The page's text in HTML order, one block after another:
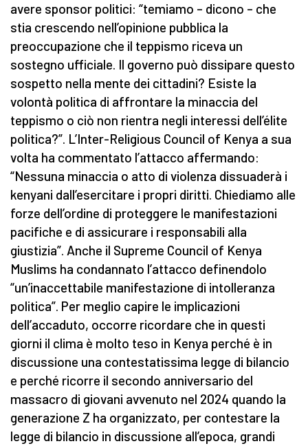
avere sponsor politici: “temiamo – dicono – che
stia crescendo nell’opinione pubblica la
preoccupazione che il teppismo riceva un
sostegno ufficiale. Il governo può dissipare questo
sospetto nella mente dei cittadini? Esiste la
volontà politica di affrontare la minaccia del
teppismo o ciò non rientra negli interessi dell’élite
politica?”. L’Inter-Religious Council of Kenya a sua
volta ha commentato l’attacco affermando:
“Nessuna minaccia o atto di violenza dissuaderà i
kenyani dall’esercitare i propri diritti. Chiediamo alle
forze dell’ordine di proteggere le manifestazioni
pacifiche e di assicurare i responsabili alla
giustizia”. Anche il Supreme Council of Kenya
Muslims ha condannato l’attacco definendolo
“un’inaccettabile manifestazione di intolleranza
politica”. Per meglio capire le implicazioni
dell’accaduto, occorre ricordare che in questi
giorni il clima è molto teso in Kenya perché è in
discussione una contestatissima legge di bilancio
e perché ricorre il secondo anniversario del
massacro di giovani avvenuto nel 2024 quando la
generazione Z ha organizzato, per contestare la
legge di bilancio in discussione all’epoca, grandi